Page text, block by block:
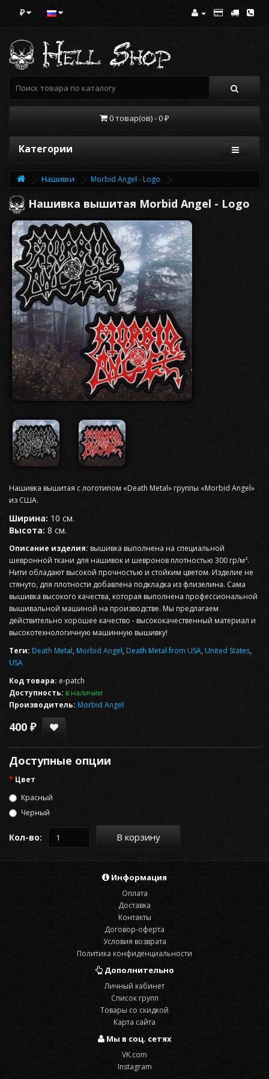
₽
0 товар(ов) - 0 ₽
Категории
Нашивки Morbid Angel - Logo
Нашивка вышитая Morbid Angel - Logo
Нашивка вышитая с логотипом «Death Metal» группы «Morbid Angel»
из США.
Ширина: 10 см.
Высота: 8 см.
Описание изделия: вышивка выполнена на специальной
шевронной ткани для нашивок и шевронов плотностью 300 гр/м².
Нити обладают высокой прочностью и стойким цветом. Изделие не
стянуто, для плотности добавлена подкладка из флизелина. Сама
вышивка высокого качества, которая выполнена профессиональной
вышивальной машиной на производстве. Мы предлагаем
действительно хорошее качество - высококачественный материал и
высокотехнологичную машинную вышивку!
Теги: Death Metal,Morbid Angel, Death Metal from USA, United States,
USA
Код товара: e-patch
Доступность: в наличии
Производитель: Morbid Angel
400 ₽
Доступные опции
Цвет
Красный
Черный
Кол-во: В корзину
Информация
Оплата
Доставка
Контакты
Договор-оферта
Условия возврата
Политика конфиденциальности
Дополнительно
Личный кабинет
Список групп
Товары со скидкой
Карта сайта
Мы в соц. сетях
VK.com
Instagram